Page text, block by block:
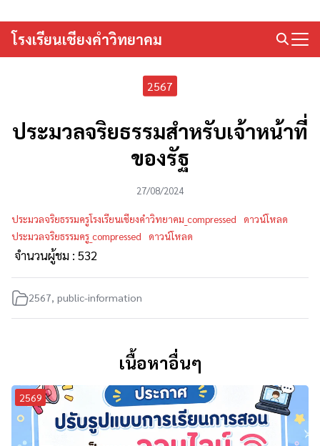
to
content
โรงเรียนเชียงคำวิทยาคม
Search
for:
2567
ประมวลจริยธรรมสำหรับเจ้าหน้าที่
ของรัฐ
27/08/2024
ประมวลจริยธรรมครูโรงเรียนเชียงคำวิทยาคม_compressed
ดาวน์โหลด
ประมวลจริยธรรมครู_compressed
ดาวน์โหลด
จำนวนผู้ชม : 532
2567 public-information
เนื้อหาอื่นๆ
2569